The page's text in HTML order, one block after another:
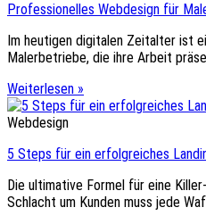
Professionelles Webdesign für
Im heutigen digitalen Zeitalter ist
Malerbetriebe, die ihre Arbeit
Weiterlesen »
Webdesign
5 Steps für ein erfolgreiches
Die ultimative Formel für eine
Schlacht um Kunden muss jede